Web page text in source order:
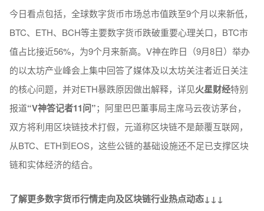
今日看点包括，全球数字货币市场总市值跌至9个月以来新低，
BTC、ETH、BCH等主要数字货币跌破重要心理关口，BTC市
值占比接近56%，为9个月来新高。V神在昨日（9月8日）举办
的以太坊产业峰会上集中回答了媒体及以太坊关注者近日关注
的核心问题，并对ETH暴跌原因做出解释，详见火星财经特别
报道“V神答记者11问”；阿里巴巴董事局主席马云夜访茅台，
双方将利用区块链技术打假，元道称区块链不是颠覆互联网，
从BTC、ETH到EOS，这些公链的基础设施还不足已支撑区块
链和实体经济的结合。
了解更多数字货币行情走向及区块链行业热点动态↓↓↓